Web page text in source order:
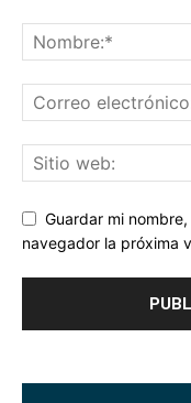
Guardar mi
navegador la próxima